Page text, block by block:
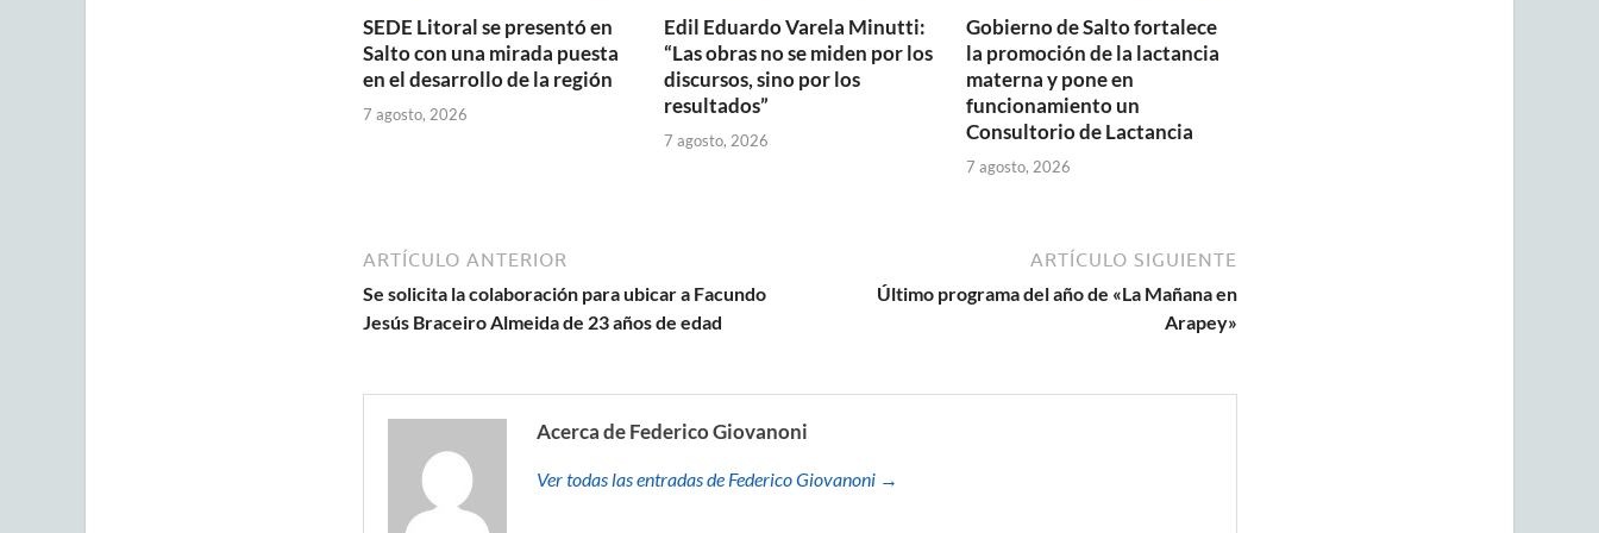
SEDE Litoral se presentó en
Salto con una mirada puesta
en el desarrollo de la región
7 agosto, 2026
Edil Eduardo Varela Minutti:
“Las obras no se miden por los
discursos, sino por los
resultados”
7 agosto, 2026
Gobierno de Salto fortalece
la promoción de la lactancia
materna y pone en
funcionamiento un
Consultorio de Lactancia
7 agosto, 2026
ARTÍCULO ANTERIOR
Se solicita la colaboración para ubicar a Facundo
Jesús Braceiro Almeida de 23 años de edad
ARTÍCULO SIGUIENTE
Último programa del año de «La Mañana en
Arapey»
Acerca de Federico Giovanoni
Ver todas las entradas de Federico Giovanoni →